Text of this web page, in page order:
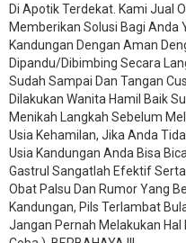
Di Apotik Terdekat. Kami Jual
Memberikan Solusi Bagi Anda
Kandungan Dengan Aman
Dipandu/Dibimbing Secara
Sudah Sampai Dan Tangan
Dilakukan Wanita Hamil Baik
Menikah Langkah Sebelum
Usia Kehamilan, Jika Anda
Usia Kandungan Anda Bisa
Gastrul Sangatlah Efektif
Obat Palsu Dan Rumor Yang
Kandungan, Pils Terlambat
Jangan Pernah Melakukan Hal